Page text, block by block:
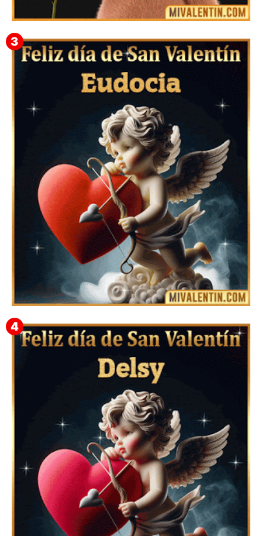
Mensajes Tarjetas y GiF de San Valentín para Amigas
Feliz San Valentín Eudocia